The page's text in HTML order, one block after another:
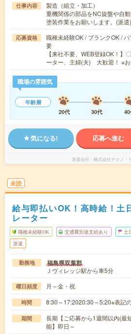
仕事内容
製造（組立・加工）
重機関係の部品をNC旋盤や自動
塗装作業をお願いします。(派
応募資格
職種未経験OK / ブランクOK /
要
【来社不要、WEB登録OK！】
ーター、主婦(夫) 大歓迎！ ※
職場の雰囲気
年齢層
20代
30代
気になる! 応募へ進む
派遣会社 株式会社テクノ・
未読
給与即払いOK！高時給！土
レーター
職種未経験OK 交通費別途支給あり 土
派遣
勤務地 福島県双葉郡
Ｊヴィレッジ駅から車5分
曜日頻度 月～金・祝
時間 8:30～17:2020:30～5:20※表記
期間
長期【ご応募から1週間以内(最
能】即日～